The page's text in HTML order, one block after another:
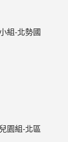
組-北勢國
園組-北區